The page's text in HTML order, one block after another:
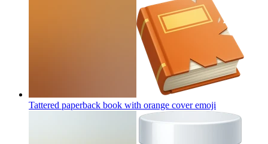
Tattered paperback book with orange coveremoji